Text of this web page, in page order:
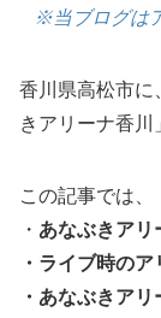
※当ブログは
香川県高松市に
きアリーナ香川
この記事では、
・ あなぶきアリ
・ライブ時の
・あなぶきア